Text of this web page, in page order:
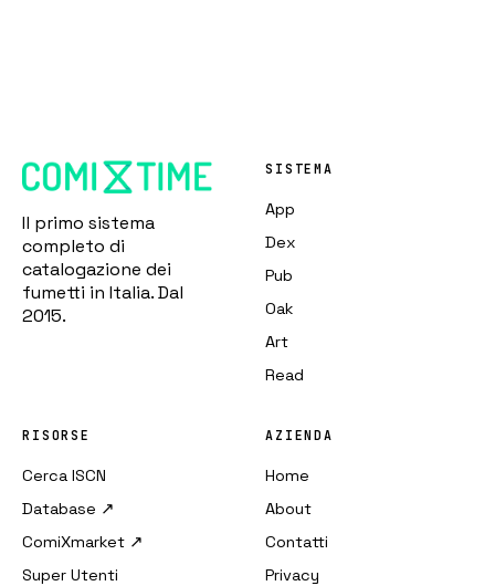
Il primo sistema
completo di
catalogazione dei
fumetti in Italia. Dal
2015.
SISTEMA
App
Dex
Pub
Oak
Art
Read
RISORSE
Cerca ISCN
Database ↗
ComiXmarket ↗
Super Utenti
AZIENDA
Home
About
Contatti
Privacy